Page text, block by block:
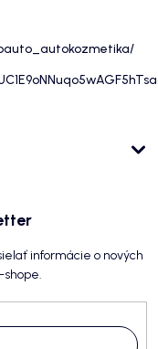
informácie o nových